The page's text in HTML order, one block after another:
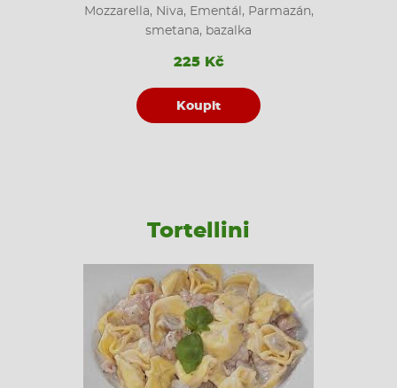
Mozzarella, Niva, Ementál, Parmazán,
smetana, bazalka
225 Kč
Koupit
Tortellini